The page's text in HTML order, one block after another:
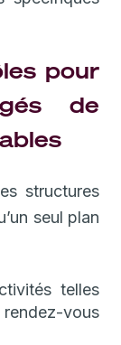
pour
de
structures
seul plan
telles
vous